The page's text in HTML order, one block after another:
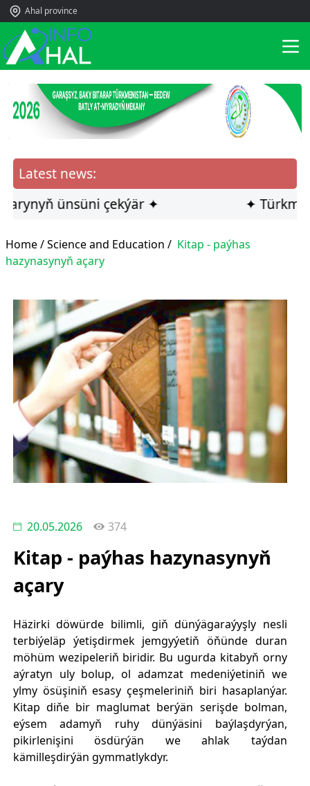
Ahal province
Latest news:
ünsüni çekýär ✦
✦ Türkmen
Home /Science and Education / Kitap - paýhas
hazynasynyň açary
20.05.2026 374
Kitap - paýhas hazynasynyň
açary
Häzirki döwürde bilimli, giň dünýägaraýyşly nesli
terbiýeläp ýetişdirmek jemgyýetiň öňünde duran
möhüm wezipeleriň biridir. Bu ugurda kitabyň orny
aýratyn uly bolup, ol adamzat medeniýetiniň we
ylmy ösüşiniň esasy çeşmeleriniň biri hasaplanýar.
Kitap diňe bir maglumat berýän serişde bolman,
eýsem adamyň ruhy dünýäsini baýlaşdyrýan,
pikirlenişini ösdürýän we ahlak taýdan
kämilleşdirýän gymmatlykdyr.